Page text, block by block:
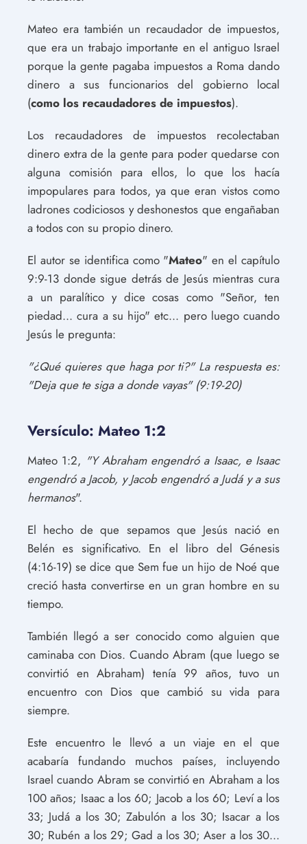
Mateo era también un recaudador de impuestos,
que era un trabajo importante en el antiguo Israel
porque la gente pagaba impuestos a Roma dando
dinero a sus funcionarios del gobierno local
(como los recaudadores de impuestos).
Los recaudadores de impuestos recolectaban
dinero extra de la gente para poder quedarse con
alguna comisión para ellos, lo que los hacía
impopulares para todos, ya que eran vistos como
ladrones codiciosos y deshonestos que engañaban
a todos con su propio dinero.
El autor se identifica como "Mateo" en el capítulo
9:9-13 donde sigue detrás de Jesús mientras cura
a un paralítico y dice cosas como "Señor, ten
piedad... cura a su hijo" etc... pero luego cuando
Jesús le pregunta:
"¿Qué quieres que haga por ti?" La respuesta es:
"Deja que te siga a donde vayas" (9:19-20)
Versículo: Mateo 1:2
Mateo 1:2, "Y Abraham engendró a Isaac, e Isaac
engendró a Jacob, y Jacob engendró a Judá y a sus
hermanos".
El hecho de que sepamos que Jesús nació en
Belén es significativo. En el libro del Génesis
(4:16-19) se dice que Sem fue un hijo de Noé que
creció hasta convertirse en un gran hombre en su
tiempo.
También llegó a ser conocido como alguien que
caminaba con Dios. Cuando Abram (que luego se
convirtió en Abraham) tenía 99 años, tuvo un
encuentro con Dios que cambió su vida para
siempre.
Este encuentro le llevó a un viaje en el que
acabaría fundando muchos países, incluyendo
Israel cuando Abram se convirtió en Abraham a los
100 años; Isaac a los 60; Jacob a los 60; Leví a los
33; Judá a los 30; Zabulón a los 30; Isacar a los
30; Rubén a los 29; Gad a los 30; Aser a los 30...